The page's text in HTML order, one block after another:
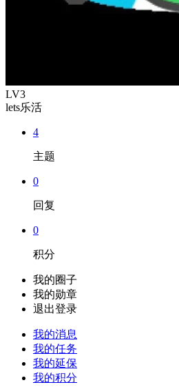
LV3
lets乐活
4
主题
0
回复
0
积分
我的圈子
我的勋章
退出登录
我的消息
我的任务
我的延保
我的积分